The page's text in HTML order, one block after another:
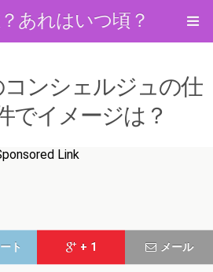
あれはいつ頃？
ンシェルジュの仕
でイメージは？
Link
ト + 1 メール